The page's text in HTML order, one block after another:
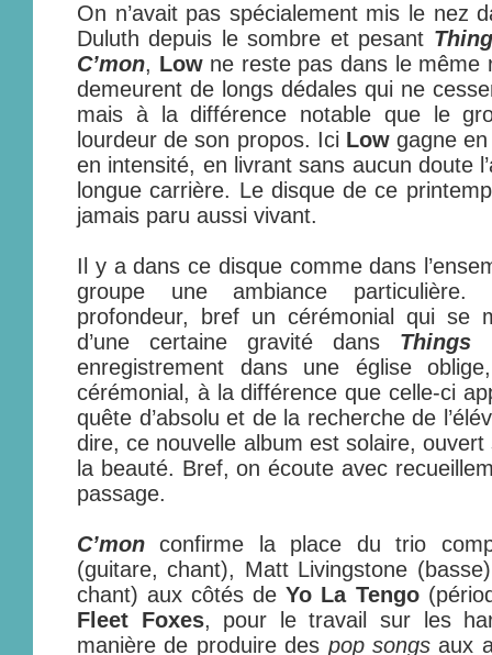
On n’avait pas spécialement mis le nez
Duluth depuis le sombre et pesant
C’mon, Lowne reste pas dans le même
demeurent de longs dédales qui ne
mais à la différence notable que le
lourdeur de son propos. Ici Lowgagne en
en intensité, en livrant sans aucun doute
longue carrière. Le disque de ce
jamais paru aussi vivant.
Il y a dans ce disque comme dans
groupe une ambiance particulière.
profondeur, bref un cérémonial qui se
d’une certaine gravité dans
enregistrement dans une église
cérémonial, à la différence que celle-ci
quête d’absolu et de la recherche de
dire, ce nouvelle album est solaire,
la beauté. Bref, on écoute avec
passage.
C’mon confirme la place du trio
(guitare, chant), Matt Livingstone
chant) aux côtés deYo La Tengo
Fleet Foxes, pour le travail sur les
manière de produire des pop songs aux